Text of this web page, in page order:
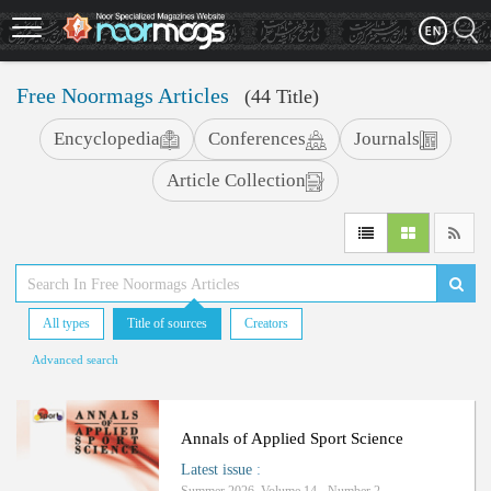
Skip
to
main
Free Noormags Articles (44 Title)
Journals
Conferences
Encyclopedia
Article Collection
All types Title of sources Creators
Advanced search
Annals of Applied Sport Science
Latest issue :